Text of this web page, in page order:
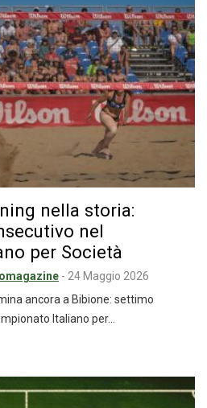
nella storia:
nel
per Società
- 24 Maggio 2026
ancora a Bibione: settimo
Italiano per…